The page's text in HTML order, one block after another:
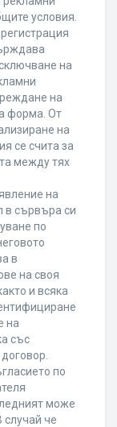
условия.
на
на
форма. От
на
се счита за
между тях
на
в сървъра си
по
в
на своя
и всяка
на
със
по
може
случай че